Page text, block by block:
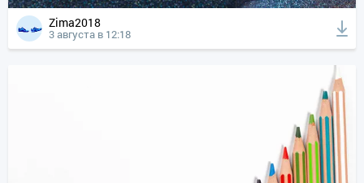
Zima2018
3 августа в 12:18